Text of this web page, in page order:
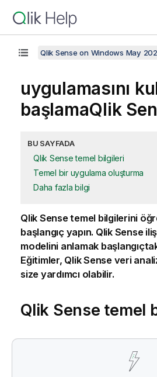
Qlik Sense on Windows May
uygulamasını
başlamaQlik
BU SAYFADA
Qlik Sense temel bilgileri
Temel bir uygulama oluşturma
Daha fazla bilgi
Qlik Sensetemel bilgilerini
başlangıç yapın. Qlik Sense
modelini anlamak başlangıçtaki
Eğitimler, Qlik Senseveri
size yardımcı olabilir.
Qlik Sense temel